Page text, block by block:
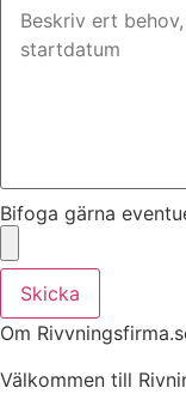
Bifoga gärna
Skicka
Om
Välkommen till